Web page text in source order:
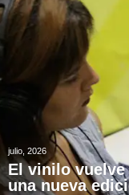
julio, 2026
El vinilo vuelve
una nueva